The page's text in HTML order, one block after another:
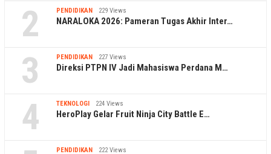
2 PENDIDIKAN 229 Views
NARALOKA 2026: Pameran Tugas Akhir Inter…
3 PENDIDIKAN 227 Views
Direksi PTPN IV Jadi Mahasiswa Perdana M…
4 TEKNOLOGI 224 Views
HeroPlay Gelar Fruit Ninja City Battle E…
PENDIDIKAN 222 Views